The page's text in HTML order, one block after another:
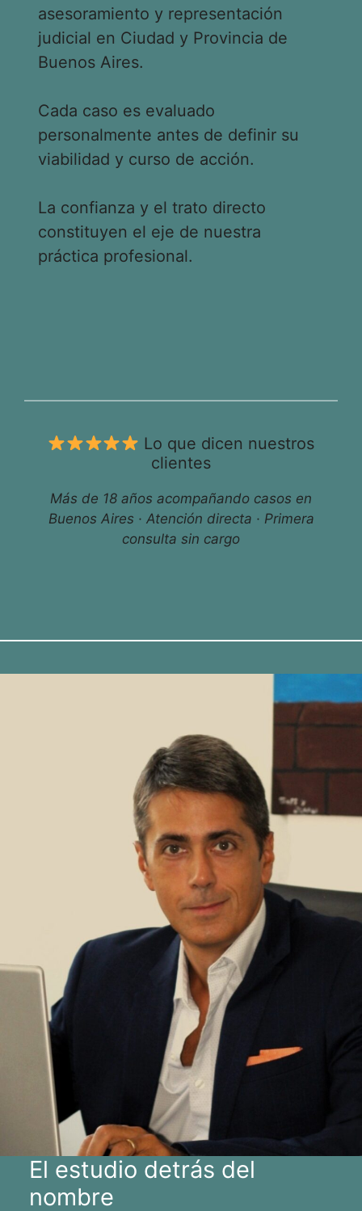
asesoramiento y representación
judicial en Ciudad y Provincia de
Buenos Aires.
Cada caso es evaluado
personalmente antes de definir su
viabilidad y curso de acción.
La confianza y el trato directo
constituyen el eje de nuestra
práctica profesional.
Lo que dicen nuestros
clientes
Más de 18 años acompañando casos en
Buenos Aires · Atención directa · Primera
consulta sin cargo
El estudio detrás del
nombre